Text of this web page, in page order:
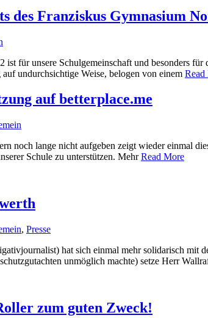
des Franziskus Gymnasium
für unsere Schulgemeinschaft und besonders
undurchsichtige Weise, belogen von einem Read
auf betterplace.me
noch lange nicht aufgeben zeigt wieder einmal
Schule zu unterstützen. MehrRead More
, Presse
hat sich einmal mehr solidarisch
unmöglich machte) setze Herr
zum guten Zweck!